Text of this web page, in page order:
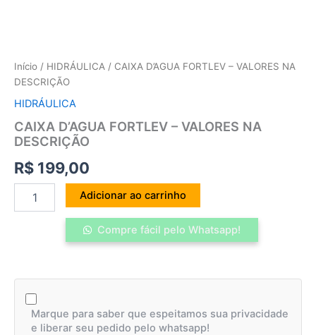
Início / HIDRÁULICA / CAIXA D’AGUA FORTLEV – VALORES NA
DESCRIÇÃO
HIDRÁULICA
CAIXA D’AGUA FORTLEV – VALORES NA
DESCRIÇÃO
R$ 199,00
Adicionar ao carrinho
Compre fácil pelo Whatsapp!
Marque para saber que espeitamos sua privacidade
e liberar seu pedido pelo whatsapp!